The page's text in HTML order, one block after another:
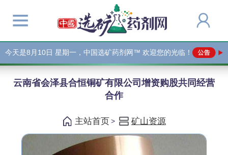
今天是8月10日 星期一，中国选矿药剂网™ 欢迎您的光临！
云南省会泽县合恒铜矿有限公司增资购股共同经营
合作
主站首页 > 矿山资源